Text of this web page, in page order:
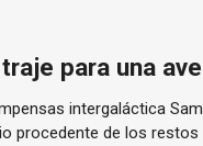
para una
intergaláctica
procedente de los